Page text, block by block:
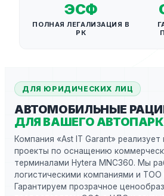
ЭСФ
ПОЛНАЯ ЛЕГАЛИЗАЦИЯ В
РК
ДЛЯ ЮРИДИЧЕСКИХ ЛИЦ
АВТОМОБИЛЬНЫЕ
ДЛЯ ВАШЕГО
Компания «Ast IT Garant»
проекты по оснащению
терминалами Hytera MNC360. Мы
логистическими компаниями и ТОО
Гарантируем прозрачное